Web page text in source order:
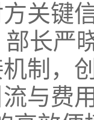
关键
长严
制，
与费